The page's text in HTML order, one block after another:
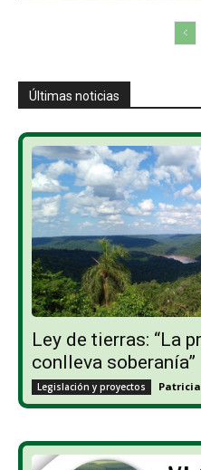
Últimas noticias
Ley de tierras: “La
conlleva soberanía”
Legislación y proyectos